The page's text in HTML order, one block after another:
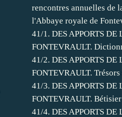
rencontres annuelles de
l'Abbaye royale de
41/1. DES APPORTS DE
FONTEVRAULT.
41/2. DES APPORTS DE
FONTEVRAULT.
41/3. DES APPORTS DE
FONTEVRAULT.
41/4. DES APPORTS DE